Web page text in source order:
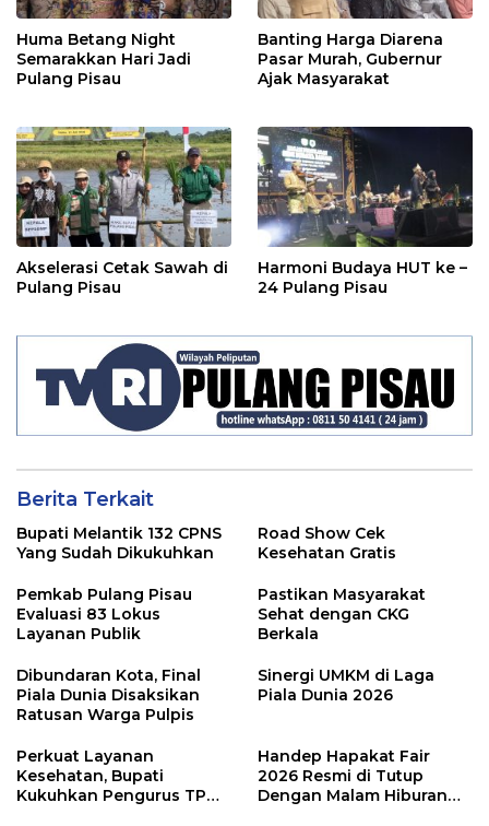
Huma Betang Night
Semarakkan Hari Jadi
Pulang Pisau
Banting Harga Diarena
Pasar Murah, Gubernur
Ajak Masyarakat
Akselerasi Cetak Sawah di
Pulang Pisau
Harmoni Budaya HUT ke –
24 Pulang Pisau
Berita Terkait
Bupati Melantik 132 CPNS
Yang Sudah Dikukuhkan
Road Show Cek
Kesehatan Gratis
Pemkab Pulang Pisau
Evaluasi 83 Lokus
Layanan Publik
Pastikan Masyarakat
Sehat dengan CKG
Berkala
Dibundaran Kota, Final
Piala Dunia Disaksikan
Ratusan Warga Pulpis
Sinergi UMKM di Laga
Piala Dunia 2026
Perkuat Layanan
Kesehatan, Bupati
Kukuhkan Pengurus TP
Handep Hapakat Fair
2026 Resmi di Tutup
Dengan Malam Hiburan